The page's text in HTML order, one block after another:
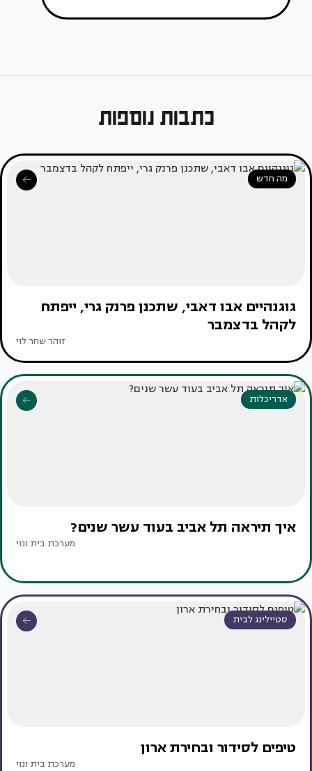
כתבות נוספות
מה חדש
גוגנהיים אבו דאבי, שתכנן פרנק גרי, ייפתח
לקהל בדצמבר
זוהר שחר לוי
אדריכלות
איך תיראה תל אביב בעוד עשר שנים?
מערכת בית ונוי
סטיילינג לבית
טיפים לסידור ובחירת ארון
מערכת בית ונוי